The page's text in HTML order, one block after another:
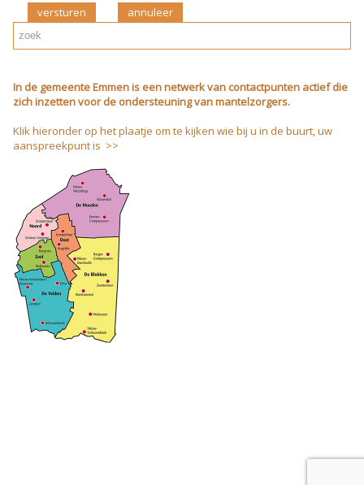
versturen
In de gemeente Emmen is een netwerk van contactpunten actief die
zich inzetten voor de ondersteuning van mantelzorgers.
Klik hieronder op het plaatje om te kijken wie bij u in de buurt, uw
aanspreekpunt is >>